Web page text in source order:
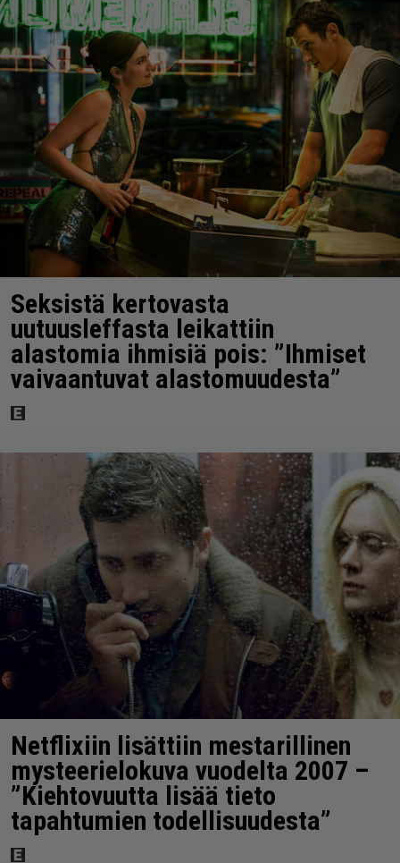
Seksistä kertovasta
uutuusleffasta leikattiin
alastomia ihmisiä pois: ”Ihmiset
vaivaantuvat alastomuudesta”
Netflixiin lisättiin mestarillinen
mysteerielokuva vuodelta 2007 –
”Kiehtovuutta lisää tieto
tapahtumien todellisuudesta”